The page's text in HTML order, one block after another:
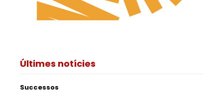
Últimes notícies
Successos